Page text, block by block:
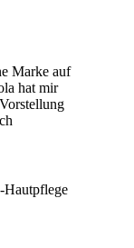
Marke auf
hat mir
Hautpflege